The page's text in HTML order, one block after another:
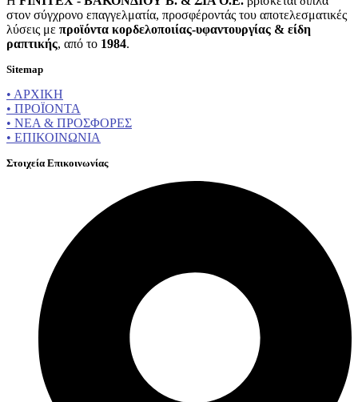
στον σύγχρονο επαγγελματία, προσφέροντάς του αποτελεσματικές
λύσεις με προϊόντα κορδελοποιίας-υφαντουργίας & είδη
ραπτικής, από το 1984.
Sitemap
• ΑΡΧΙΚΗ
• ΠΡΟΪΟΝΤΑ
• ΝΕΑ & ΠΡΟΣΦΟΡΕΣ
• ΕΠΙΚΟΙΝΩΝΙΑ
Στοιχεία Επικοινωνίας